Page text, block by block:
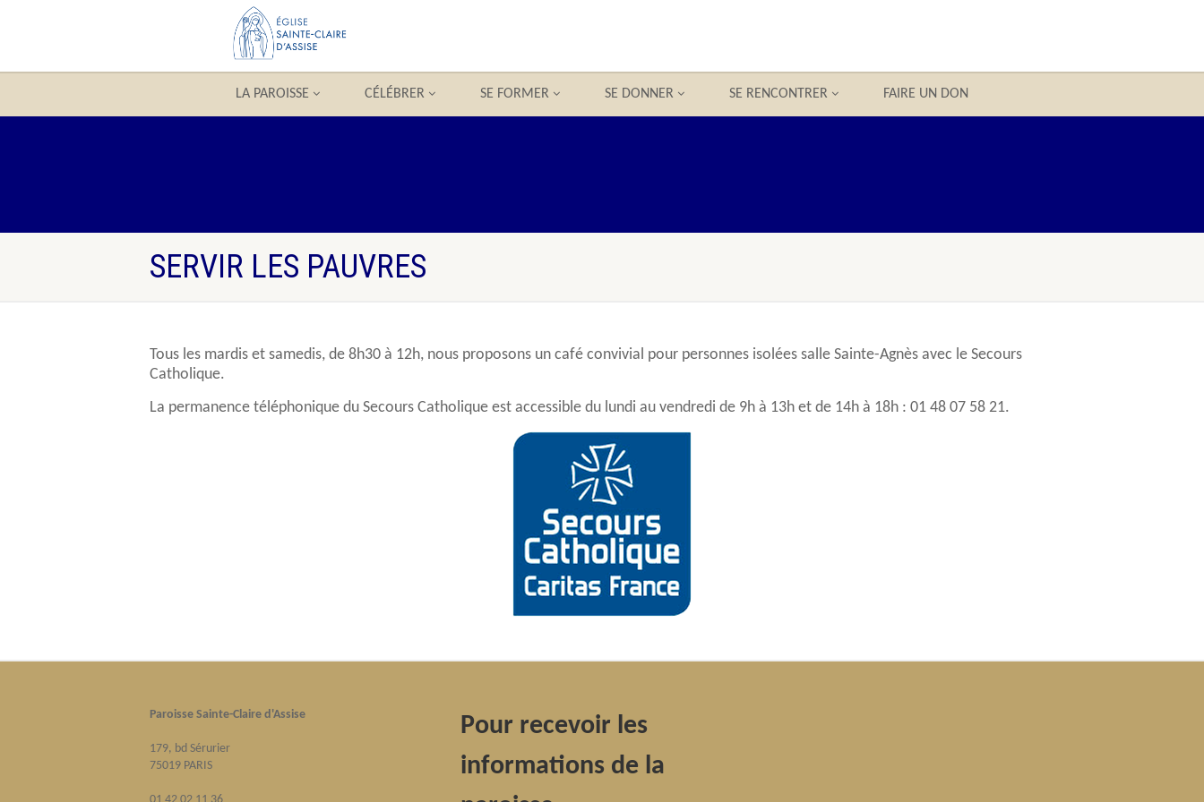
LA PAROISSE CÉLÉBRER SE FORMER SE DONNER SE RENCONTRER FAIRE UN DON
SERVIR LES PAUVRES
Tous les mardis et samedis, de 8h30 à 12h, nous proposons un café convivial pour personnes isolées salle Sainte-Agnès avec le Secours
Catholique.
La permanence téléphonique du Secours Catholique est accessible du lundi au vendredi de 9h à 13h et de 14h à 18h : 01 48 07 58 21.
Paroisse Sainte-Claire d'Assise
179, bd Sérurier
75019 PARIS
Pour recevoir les
informations de la